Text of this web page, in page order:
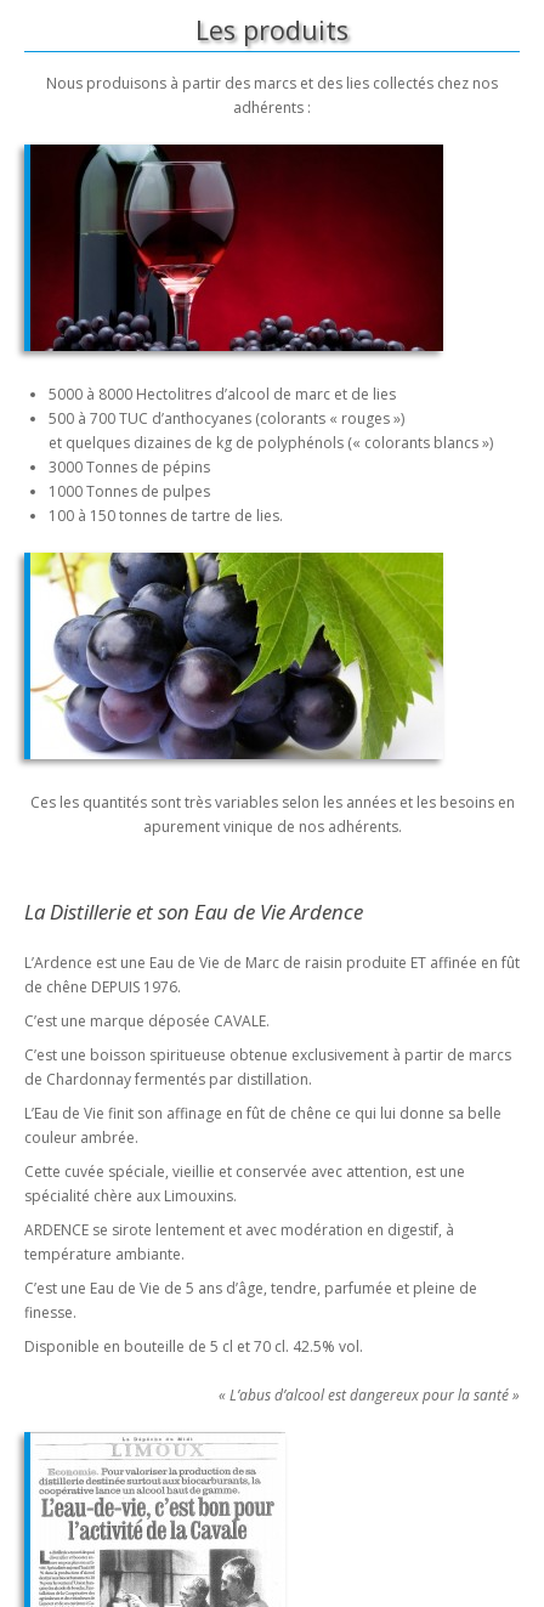
Les produits
Nous produisons à partir des marcs et des lies collectés chez nos
adhérents :
5000 à 8000 Hectolitres d’alcool de marc et de lies
500 à 700 TUC d’anthocyanes (colorants « rouges »)
et quelques dizaines de kg de polyphénols (« colorants blancs »)
3000 Tonnes de pépins
1000 Tonnes de pulpes
100 à 150 tonnes de tartre de lies.
Ces les quantités sont très variables selon les années et les besoins en
apurement vinique de nos adhérents.
La Distillerie et son Eau de Vie Ardence
L’Ardence est une Eau de Vie de Marc de raisin produite ET affinée en fût
de chêne DEPUIS 1976.
C’est une marque déposée CAVALE.
C’est une boisson spiritueuse obtenue exclusivement à partir de marcs
de Chardonnay fermentés par distillation.
L’Eau de Vie finit son affinage en fût de chêne ce qui lui donne sa belle
couleur ambrée.
Cette cuvée spéciale, vieillie et conservée avec attention, est une
spécialité chère aux Limouxins.
ARDENCE se sirote lentement et avec modération en digestif, à
température ambiante.
C’est une Eau de Vie de 5 ans d’âge, tendre, parfumée et pleine de
finesse.
Disponible en bouteille de 5 cl et 70 cl. 42.5% vol.
« L’abus d’alcool est dangereux pour la santé »